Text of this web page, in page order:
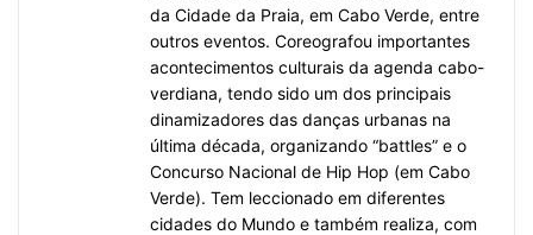
da Cidade da Praia, em Cabo Verde, entre
outros eventos. Coreografou importantes
acontecimentos culturais da agenda cabo-
verdiana, tendo sido um dos principais
dinamizadores das danças urbanas na
última década, organizando “battles” e o
Concurso Nacional de Hip Hop (em Cabo
Verde). Tem leccionado em diferentes
cidades do Mundo e também realiza, com